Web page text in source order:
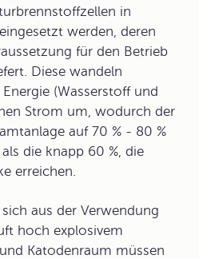
in
werden, deren
für den Betrieb
Diese wandeln
(Wasserstoff und
Strom um, wodurch der
auf 70 % - 80 %
die knapp 60 %, die
erreichen.
aus der Verwendung
hoch explosivem
Katodenraum müssen